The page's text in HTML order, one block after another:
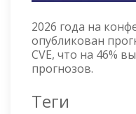
2026 года на
опубликован
CVE, что на 46%
прогнозов.
Теги